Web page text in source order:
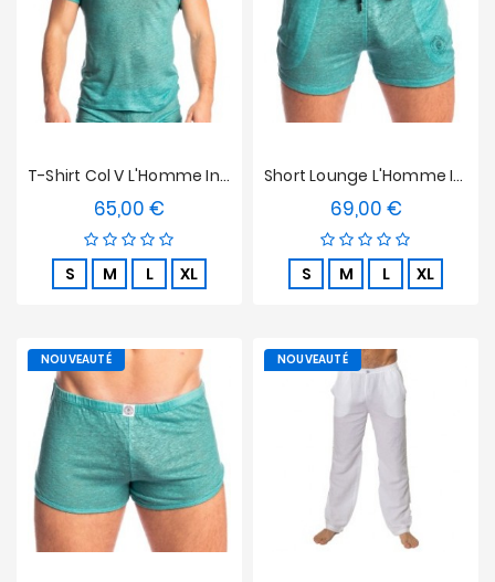
T-Shirt Col V L'Homme Invisible - Nieuport
65,00 €
S M L XL
Short Lounge L'Homme Invisible - Nieuport
69,00 €Prix
S M L XL
NOUVEAUTÉ NOUVEAUTÉ